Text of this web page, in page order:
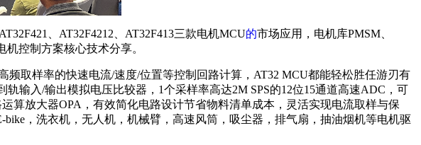
、AT32F4212、AT32F413三款电机MCU的市场应用，电机库PMSM、
控制方案核心技术分享。
频取样率的快速电流/速度/位置等控制回路计算，AT32 MCU都能轻松胜任游刃有
输入/输出模拟电压比较器，1个采样率高达2M SPS的12位15通道高速ADC，可
算放大器OPA，有效简化电路设计节省物料清单成本，灵活实现电流取样与保
，洗衣机，无人机，机械臂，高速风筒，吸尘器，排气扇，抽油烟机等电机驱